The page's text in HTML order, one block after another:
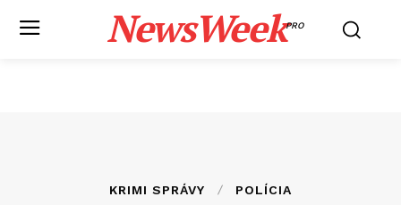
NewsWeekPRO
KRIMI SPRÁVY POLÍCIA